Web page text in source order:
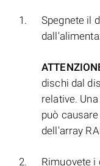
Spegnete il
dischi dal
relative.
può
dell'array
Rimuovete i